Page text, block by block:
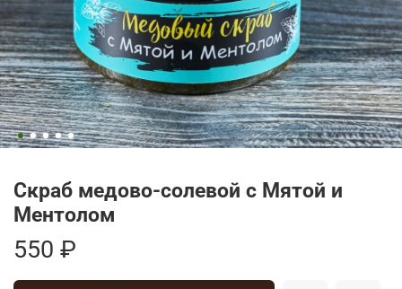
Скраб медово-солевой с Мятой и
Ментолом
550 ₽